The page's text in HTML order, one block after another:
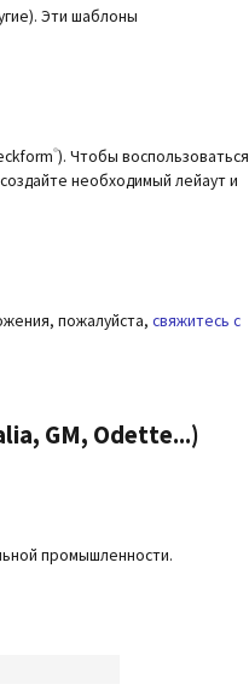
Эти шаблоны
®). Чтобы воспользоваться
необходимый лейаут и
пожалуйста, свяжитесь с
GM, Odette...)
промышленности.